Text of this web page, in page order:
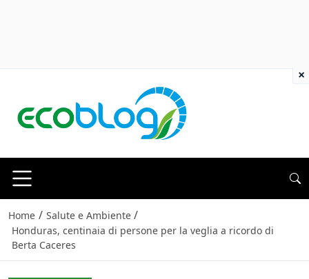
Home / Salute e Ambiente /
Honduras, centinaia di persone per la veglia a ricordo di
Berta Caceres
×